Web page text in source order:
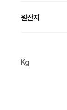
원산지
Kg